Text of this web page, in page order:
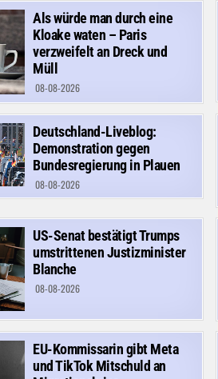
Als würde man durch eine
Kloake waten – Paris
verzweifelt an Dreck und
Müll
08-08-2026
Deutschland-Liveblog:
Demonstration gegen
Bundesregierung in Plauen
08-08-2026
US-Senat bestätigt Trumps
umstrittenen Justizminister
Blanche
08-08-2026
EU-Kommissarin gibt Meta
und TikTok Mitschuld an